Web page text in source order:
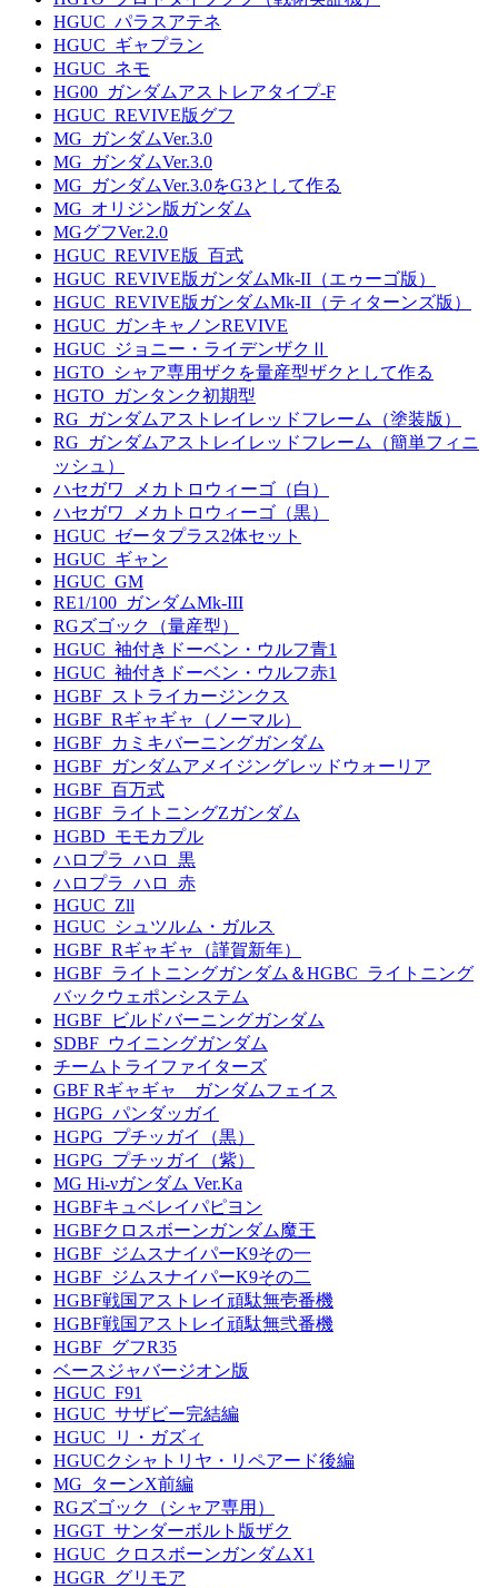
HGUC_パラスアテネ
HGUC_ギャプラン
HGUC_ネモ
HG00_ガンダムアストレアタイプ-F
HGUC_REVIVE版グフ
MG_ガンダムVer.3.0
MG_ガンダムVer.3.0
MG_ガンダムVer.3.0をG3として作る
MG_オリジン版ガンダム
MGグフVer.2.0
HGUC_REVIVE版_百式
HGUC_REVIVE版ガンダムMk-II（エゥーゴ版）
HGUC_REVIVE版ガンダムMk-II（ティターンズ版）
HGUC_ガンキャノンREVIVE
HGUC_ジョニー・ライデンザクⅡ
HGTO_シャア専用ザクを量産型ザクとして作る
HGTO_ガンタンク初期型
RG_ガンダムアストレイレッドフレーム（塗装版）
RG_ガンダムアストレイレッドフレーム（簡単フィニ
ッシュ）
ハセガワ_メカトロウィーゴ（白）
ハセガワ_メカトロウィーゴ（黒）
HGUC_ゼータプラス2体セット
HGUC_ギャン
HGUC_GM
RE1/100_ガンダムMk-III
RGズゴック（量産型）
HGUC_袖付きドーベン・ウルフ青1
HGUC_袖付きドーベン・ウルフ赤1
HGBF_ストライカージンクス
HGBF_Rギャギャ（ノーマル）
HGBF_カミキバーニングガンダム
HGBF_ガンダムアメイジングレッドウォーリア
HGBF_百万式
HGBF_ライトニングZガンダム
HGBD_モモカプル
ハロプラ_ハロ_黒
ハロプラ_ハロ_赤
HGUC_Zll
HGUC_シュツルム・ガルス
HGBF_Rギャギャ（謹賀新年）
HGBF_ライトニングガンダム＆HGBC_ライトニング
バックウェポンシステム
HGBF_ビルドバーニングガンダム
SDBF_ウイニングガンダム
チームトライファイターズ
GBF Rギャギャ ガンダムフェイス
HGPG_パンダッガイ
HGPG_プチッガイ（黒）
HGPG_プチッガイ（紫）
MG Hi-νガンダム Ver.Ka
HGBFキュベレイパピヨン
HGBFクロスボーンガンダム魔王
HGBF_ジムスナイパーK9その一
HGBF_ジムスナイパーK9その二
HGBF戦国アストレイ頑駄無壱番機
HGBF戦国アストレイ頑駄無弐番機
HGBF_グフR35
ベースジャバージオン版
HGUC_F91
HGUC_サザビー完結編
HGUC_リ・ガズィ
HGUCクシャトリヤ・リペアード後編
MG_ターンX前編
RGズゴック（シャア専用）
HGGT_サンダーボルト版ザク
HGUC_クロスボーンガンダムX1
HGGR_グリモア